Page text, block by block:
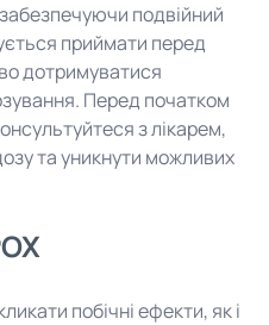
подвійний
приймати перед
дотримуватися
Перед початком
з лікарем,
та уникнути можливих
побічні ефекти, як і